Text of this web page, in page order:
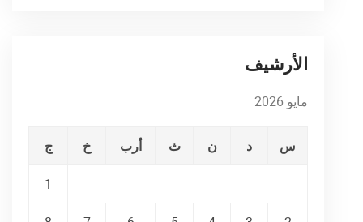
الأرشيف
مايو 2026
س د ن ث أرب خ ج
1